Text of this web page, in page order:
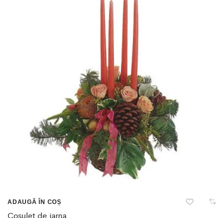
ADAUGĂ ÎN COȘ
Cosulet de iarna